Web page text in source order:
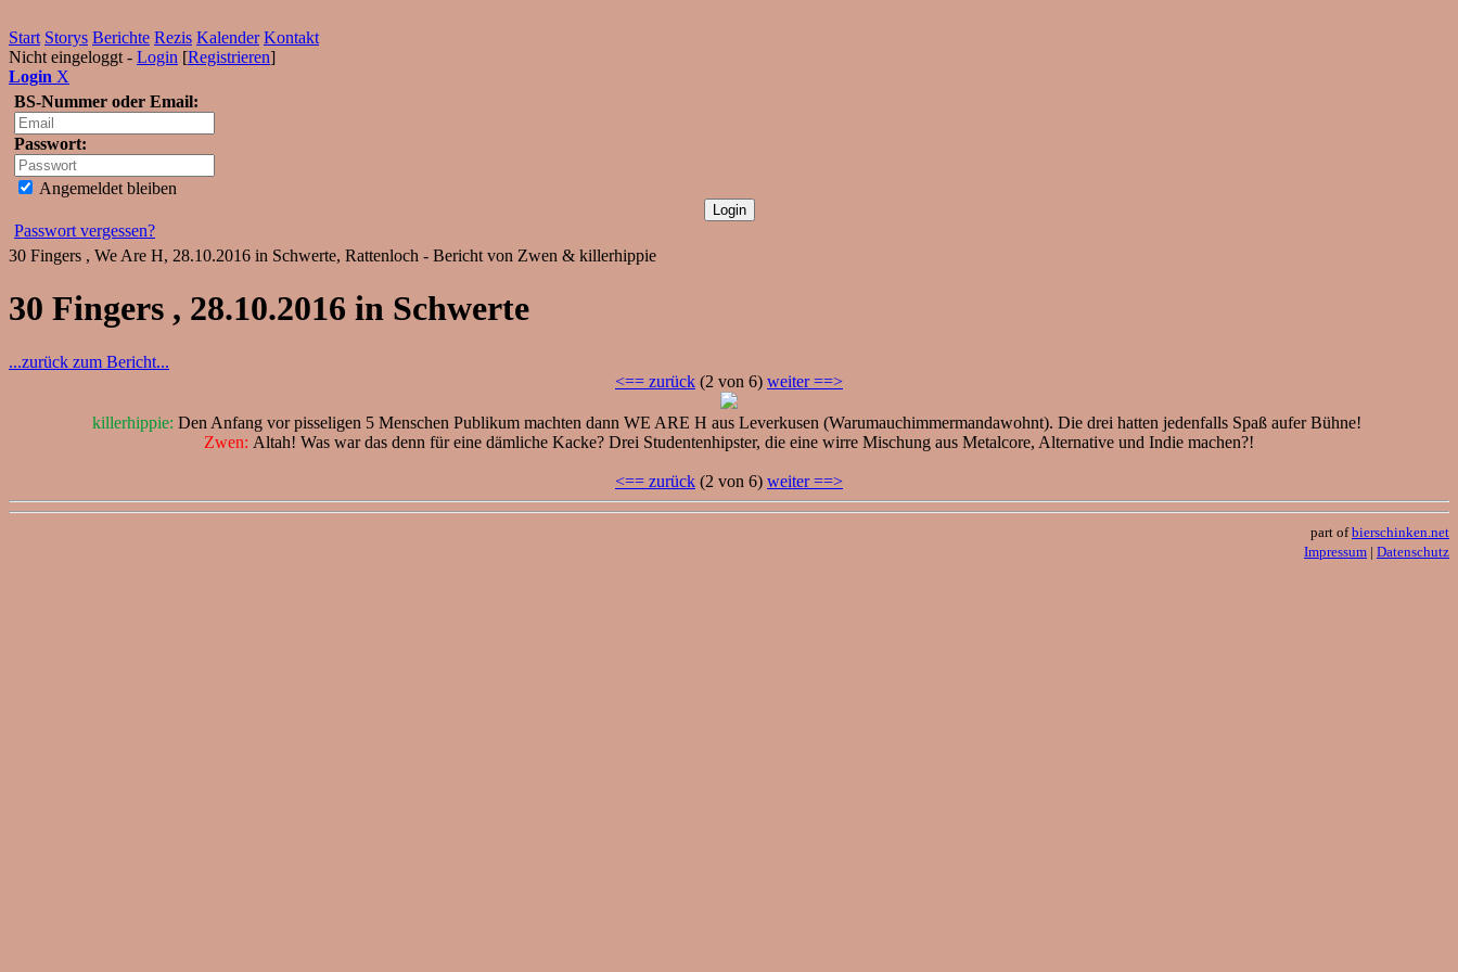
Start Storys Berichte Rezis Kalender Kontakt
Nicht eingeloggt - Login [Registrieren]
Login X
BS-Nummer oder Email:
Passwort:
Angemeldet bleiben
Passwort vergessen?
30 Fingers , We Are H, 28.10.2016 in Schwerte, Rattenloch - Bericht von Zwen & killerhippie
30 Fingers , 28.10.2016 in Schwerte
...zurück zum Bericht...
<== zurück (2 von 6) weiter ==>
killerhippie: Den Anfang vor pisseligen 5 Menschen Publikum machten dann WE ARE H aus Leverkusen (Warumauchimmermandawohnt). Die drei hatten jedenfalls Spaß aufer Bühne!
Zwen: Altah! Was war das denn für eine dämliche Kacke? Drei Studentenhipster, die eine wirre Mischung aus Metalcore, Alternative und Indie machen?!
<== zurück (2 von 6) weiter ==>
part ofbierschinken.net
Impressum | Datenschutz